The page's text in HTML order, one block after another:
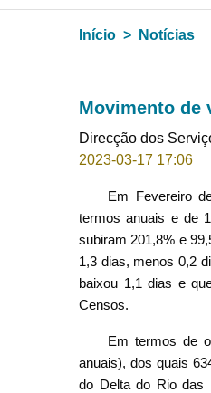
Início Notícias
Movimento de
Direcção dos
2023-03-17 17:06
Em Fevereiro
termos anuais e de
subiram 201,8% e
1,3 dias, menos 0,2
baixou 1,1 dias e
Censos.
Em termos de
anuais), dos quais
do Delta do Rio das